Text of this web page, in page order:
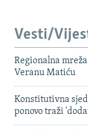
Vesti/
Regionalna
Veranu Matiću
Konstitutivna
ponovo traži